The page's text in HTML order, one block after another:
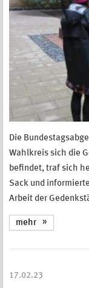
Die
Wahlkreis sich die
befindet, traf sich
Sack und
Arbeit der
mehr
17.02.23